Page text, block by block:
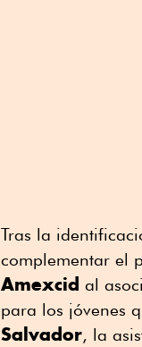
Tras la
complementar el
Amexcid al
para los jóvenes
Salvador, la